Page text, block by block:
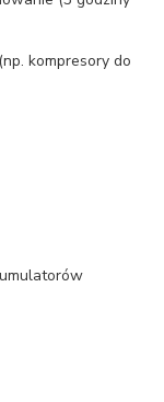
kompresory do